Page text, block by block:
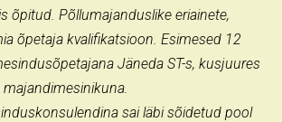
õpitud. Põllumajanduslike eriainete,
õpetaja kvalifikatsioon. Esimesed 12
Jäneda ST-s, kusjuures
sai läbi sõidetud pool